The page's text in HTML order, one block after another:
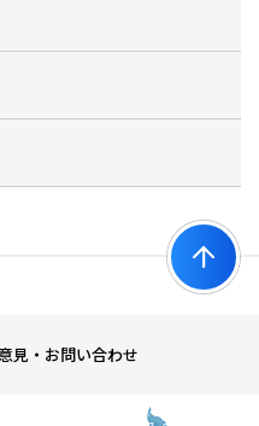
見・お問い合わせ